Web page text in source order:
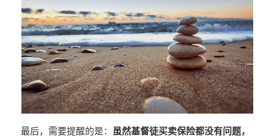
最后，需要提醒的是： 虽然基督徒买卖保险都没有问题，